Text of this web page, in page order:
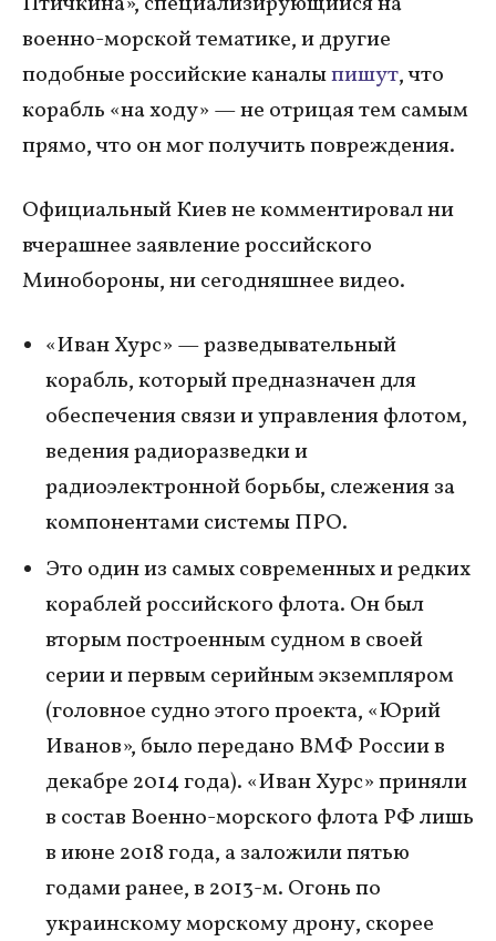
военно-морской тематике, и другие
подобные российские каналыпишут, что
корабль «на ходу» — не отрицая тем самым
прямо, что он мог получить повреждения.
Официальный Киев не комментировал ни
вчерашнее заявление российского
Минобороны, ни сегодняшнее видео.
«Иван Хурс» — разведывательный
корабль, который предназначен для
обеспечения связи и управления флотом,
ведения радиоразведки и
радиоэлектронной борьбы, слежения за
компонентами системы ПРО.
Это один из самых современных и редких
кораблей российского флота. Он был
вторым построенным судном в своей
серии и первым серийным экземпляром
(головное судно этого проекта, «Юрий
Иванов», было передано ВМФ России в
декабре 2014 года). «Иван Хурс» приняли
в состав Военно-морского флота РФ лишь
в июне 2018 года, а заложили пятью
годами ранее, в 2013-м. Огонь по
украинскому морскому дрону, скорее